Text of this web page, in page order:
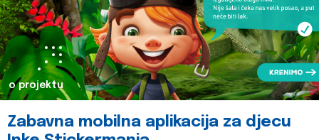
o projektu
Zabavna mobilna aplikacija za djecu